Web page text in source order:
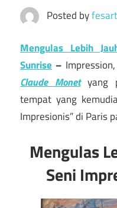
festival
lainnya
Posted by
Mengulas Lebih
Sunrise –
Claude Monetyang
tempat yang
Impresionis” di Paris
Mengulas
Seni